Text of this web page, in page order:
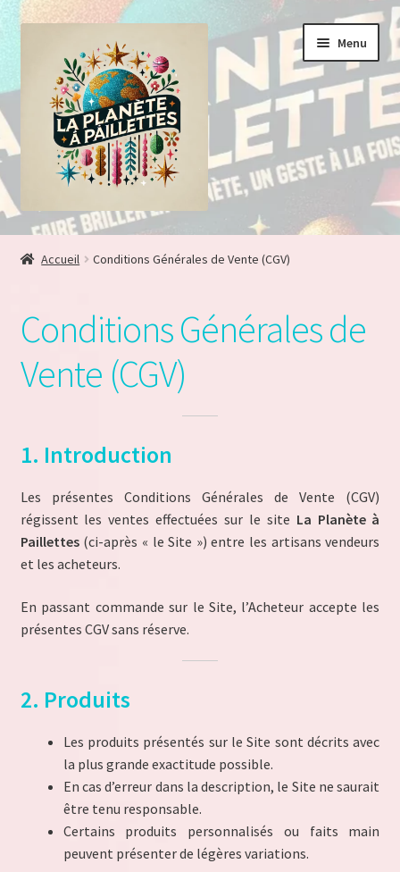
navigation
contenu
Menu
Accueil
Blog
Boutique
Dashboard
Inscription du Vendeur
Mentions Légales de La Planète à Paillettes
My Orders
Politique de confidentialité
Politique de confidentialité
Accueil Conditions Générales de Vente (CGV)
Conditions Générales de
Vente (CGV)
1. Introduction
Les présentes Conditions Générales de Vente (CGV)
régissent les ventes effectuées sur le site La Planète à
Paillettes(ci-après « le Site ») entre les artisans vendeurs
et les acheteurs.
En passant commande sur le Site, l’Acheteur accepte les
présentes CGV sans réserve.
2. Produits
Les produits présentés sur le Site sont décrits avec
la plus grande exactitude possible.
En cas d’erreur dans la description, le Site ne saurait
être tenu responsable.
Certains produits personnalisés ou faits main
peuvent présenter de légères variations.